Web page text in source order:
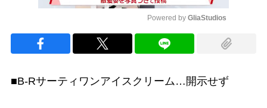
Powered by GliaStudios
■B-Rサーティワンアイスクリーム…開示せず